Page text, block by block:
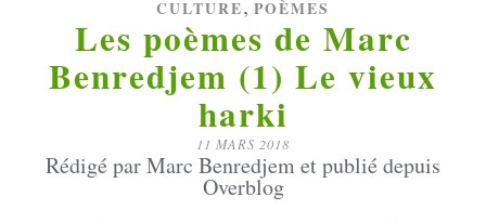
CULTURE, POÈMES
Les poèmes de Marc
Benredjem (1) Le vieux
harki
11 MARS 2018
Rédigé par Marc Benredjem et publié depuis
Overblog